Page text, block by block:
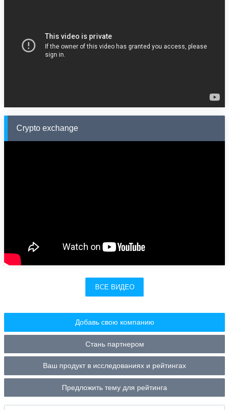
Crypto exchange
ВСЕ ВИДЕО
Добавь свою компанию
Стань партнером
Ваш продукт в исследованиях и рейтингах
Предложить тему для рейтинга